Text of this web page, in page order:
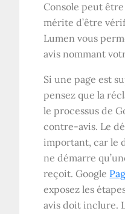
Console peut
mérite d’être
Lumen vous
avis nommant
Si une page est
pensez que la
le processus de
contre-avis. Le
important, car le
ne démarre
reçoit. Google
exposez les
avis doit inclure.